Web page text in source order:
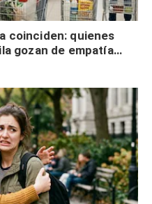
coinciden: quienes
gozan de empatía
tienen autocontrol